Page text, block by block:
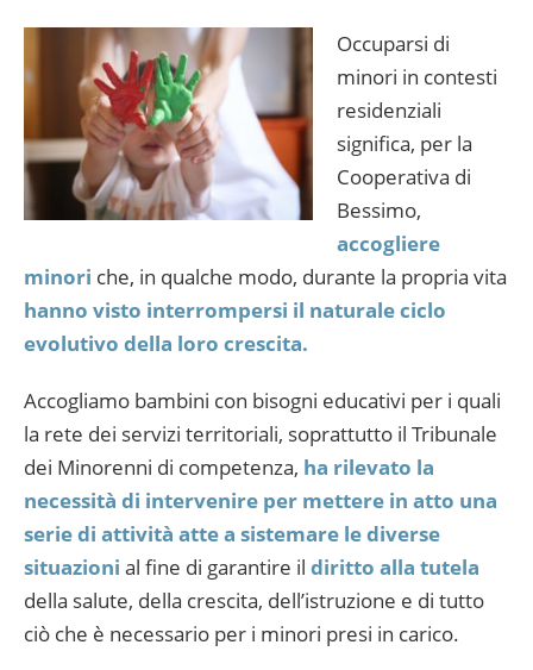
Occuparsi di
minori in contesti
residenziali
significa, per la
Cooperativa di
Bessimo,
accogliere
minori che, in qualche modo, durante la propria vita
hanno visto interrompersi il naturale ciclo
evolutivo della loro crescita.
Accogliamo bambini con bisogni educativi per i quali
la rete dei servizi territoriali, soprattutto il Tribunale
dei Minorenni di competenza, ha rilevato la
necessità di intervenire per mettere in atto una
serie di attività atte a sistemare le diverse
situazioni al fine di garantire il diritto alla tutela
della salute, della crescita, dell’istruzione e di tutto
ciò che è necessario per i minori presi in carico.